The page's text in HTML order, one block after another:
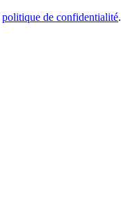
politique de confidentialité.